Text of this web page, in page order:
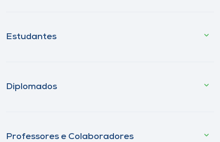
Estudantes
Diplomados
Professores e Colaboradores